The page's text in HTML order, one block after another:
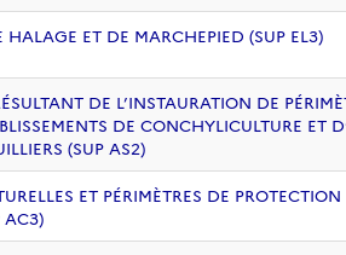
HALAGE ET DE MARCHEPIED (SUP EL3)
DE L’INSTAURATION DE
DE CONCHYLICULTURE ET
(SUP AS2)
ET PÉRIMÈTRES DE
AC3)